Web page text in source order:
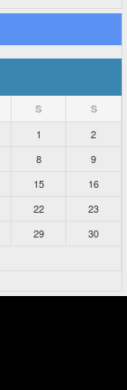
S S
1
2
8
9
15
16
22
23
29
30